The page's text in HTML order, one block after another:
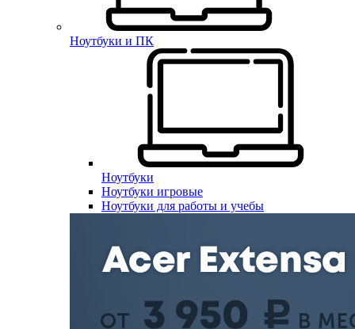
Ноутбуки и ПК
Ноутбуки
Ноутбуки игровые
Ноутбуки для работы и учебы